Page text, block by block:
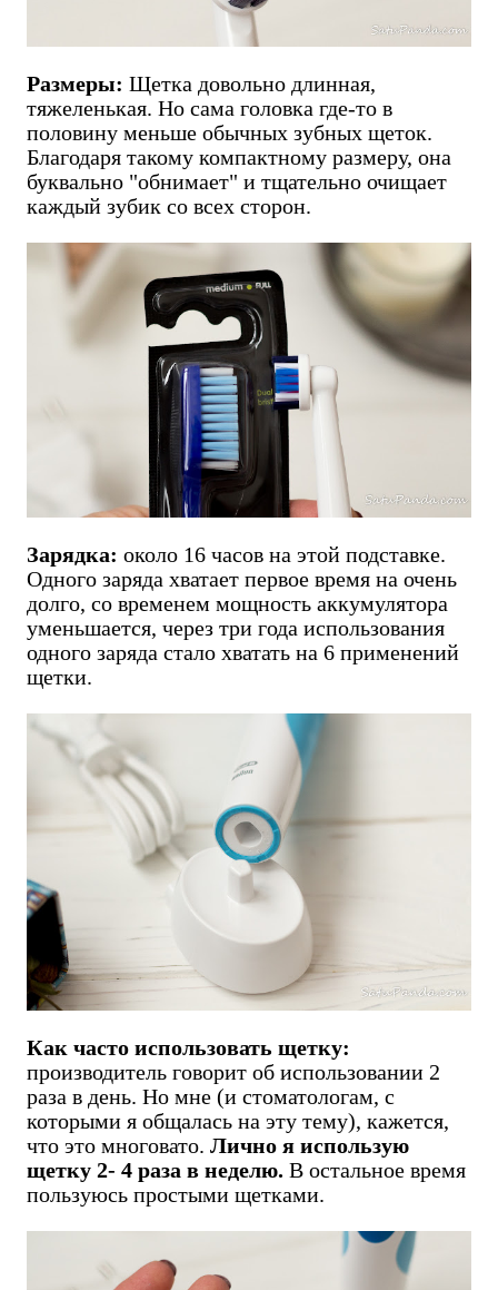
Размеры: Щетка довольно длинная,
тяжеленькая. Но сама головка где-то в
половину меньше обычных зубных щеток.
Благодаря такому компактному размеру, она
буквально "обнимает" и тщательно очищает
каждый зубик со всех сторон.
Зарядка: около 16 часов на этой подставке.
Одного заряда хватает первое время на очень
долго, со временем мощность аккумулятора
уменьшается, через три года использования
одного заряда стало хватать на 6 применений
щетки.
Как часто использовать щетку:
производитель говорит об использовании 2
раза в день. Но мне (и стоматологам, с
которыми я общалась на эту тему), кажется,
что это многовато. Лично я использую
щетку 2- 4 раза в неделю. В остальное время
пользуюсь простыми щетками.